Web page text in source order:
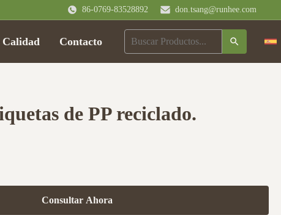
86-0769-83528892 don.tsang@runhee.com
Contacto
de PP reciclado.
Consultar Ahora